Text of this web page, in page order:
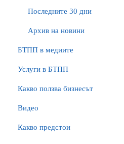
Последните 30 дни
Архив на новини
БTПП в медиите
Услуги в БТПП
Какво ползва бизнесът
Видео
Какво предстои